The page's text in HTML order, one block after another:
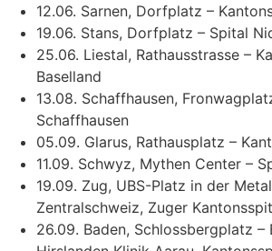
12.06. Sarnen, Dorfplatz –
19.06. Stans, Dorfplatz – Spital
25.06. Liestal, Rathausstrasse –
Baselland
13.08. Schaffhausen,
Schaffhausen
05.09. Glarus, Rathausplatz –
11.09. Schwyz, Mythen Center –
19.09. Zug, UBS-Platz in der
Zentralschweiz, Zuger
26.09. Baden, Schlossbergplatz –